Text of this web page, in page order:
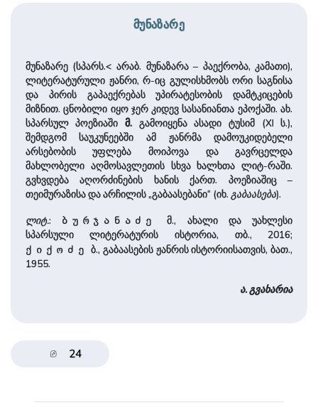
მუნაზარე
მუნაზარე (სპარს.< არაბ. მუნაზარა – პაექრობა, კამათი),
ლიტერატურული ჟანრი, რ-იც გულისხმობს ორი საგნისა
და პირის გაპაექრებას უპირატესობის დამტკიცების
მიზნით. ცნობილი იყო ჯერ კიდევ სასანიანთა ეპოქაში. ახ.
სპარსულ პოეზიაშიმ. გამოიყენა ასადი ტუსიმ (XI ს.),
შემდგომ საუკუნეებში ამ ჟანრმა დამოუკიდებელი
არსებობის უფლება მოიპოვა და გავრცელდა
მახლობელი აღმოსავლეთის სხვა ხალხთა ლიტ-რაში.
გვხვდება აღორძინების ხანის ქართ. პოეზიაშიც –
თეიმურაზისა და არჩილის „გაბაასებანი“ (იხ. გაბაასება).
ლიტ.: ბურჯანაძე
მ., ახალი და უახლესი
სპარსული ლიტერატურის ისტორია, თბ., 2016;
ქიქოძე
ბ., გაბაასების ჟანრის ისტორიისათვის, ბათ.,
1955.
ა. გვახარია
24